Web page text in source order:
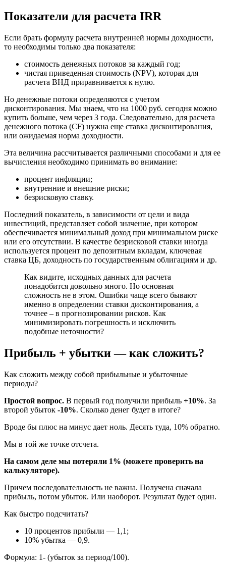
Показатели для расчета IRR
Если брать формулу расчета внутренней нормы доходности,
то необходимы только два показателя:
стоимость денежных потоков за каждый год;
чистая приведенная стоимость (NPV), которая для
расчета ВНД приравнивается к нулю.
Но денежные потоки определяются с учетом
дисконтирования. Мы знаем, что на 1000 руб. сегодня можно
купить больше, чем через 3 года. Следовательно, для расчета
денежного потока (CF) нужна еще ставка дисконтирования,
или ожидаемая норма доходности.
Эта величина рассчитывается различными способами и для ее
вычисления необходимо принимать во внимание:
процент инфляции;
внутренние и внешние риски;
безрисковую ставку.
Последний показатель, в зависимости от цели и вида
инвестиций, представляет собой значение, при котором
обеспечивается минимальный доход при минимальном риске
или его отсутствии. В качестве безрисковой ставки иногда
используется процент по депозитным вкладам, ключевая
ставка ЦБ, доходность по государственным облигациям и др.
Как видите, исходных данных для расчета
понадобится довольно много. Но основная
сложность не в этом. Ошибки чаще всего бывают
именно в определении ставки дисконтирования, а
точнее – в прогнозировании рисков. Как
минимизировать погрешность и исключить
подобные неточности?
Прибыль + убытки — как сложить?
Как сложить между собой прибыльные и убыточные
периоды?
Простой вопрос. В первый год получили прибыль +10%. За
второй убыток -10%. Сколько денег будет в итоге?
Вроде бы плюс на минус дает ноль. Десять туда, 10% обратно.
Мы в той же точке отсчета.
На самом деле мы потеряли 1% (можете проверить на
калькуляторе).
Причем последовательность не важна. Получена сначала
прибыль, потом убыток. Или наоборот. Результат будет один.
Как быстро подсчитать?
10 процентов прибыли — 1,1;
10% убытка — 0,9.
Формула: 1- (убыток за период/100).